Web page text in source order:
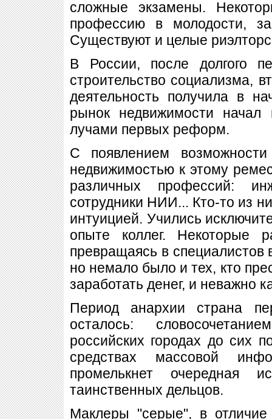
сложные экзамены.
профессию в молодости,
Существуют и целые
В России, после долгого
строительство социализма,
деятельность получила в
рынок недвижимости начал
лучами первых реформ.
С появлением
недвижимостью к этому
различных профессий:
сотрудники НИИ... Кто-то из
интуицией. Учились
опыте коллег. Некоторые
превращаясь в
но немало было и тех, кто
заработать денег, и неважно
Период анархии страна
осталось:
российских городах до сих
средствах массовой
промелькнет очередная
таинственных дельцов.
Маклеры "серые", в отличие